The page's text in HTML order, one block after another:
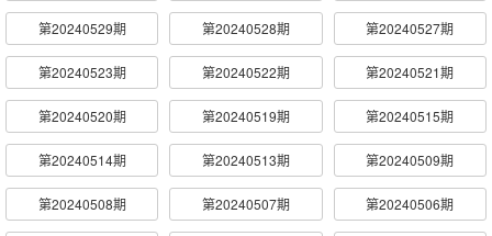
第20240529期 第20240528期 第20240527期
第20240523期 第20240522期 第20240521期
第20240520期 第20240519期 第20240515期
第20240514期 第20240513期 第20240509期
第20240508期 第20240507期 第20240506期